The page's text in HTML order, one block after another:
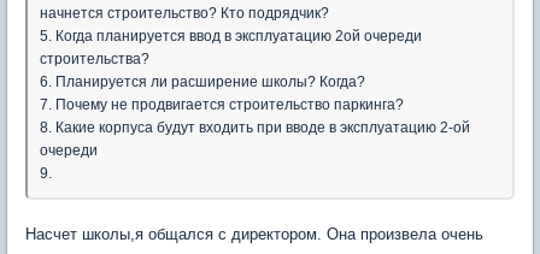
начнется строительство? Кто подрядчик?
5. Когда планируется ввод в эксплуатацию 2ой очереди
строительства?
6. Планируется ли расширение школы? Когда?
7. Почему не продвигается строительство паркинга?
8. Какие корпуса будут входить при вводе в эксплуатацию 2-ой
очереди
9.
Насчет школы,я общался с директором. Она произвела очень